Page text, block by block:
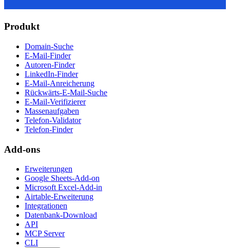
Produkt
Domain-Suche
E-Mail-Finder
Autoren-Finder
LinkedIn-Finder
E-Mail-Anreicherung
Rückwärts-E-Mail-Suche
E-Mail-Verifizierer
Massenaufgaben
Telefon-Validator
Telefon-Finder
Add-ons
Erweiterungen
Google Sheets-Add-on
Microsoft Excel-Add-in
Airtable-Erweiterung
Integrationen
Datenbank-Download
API
MCP Server
CLI